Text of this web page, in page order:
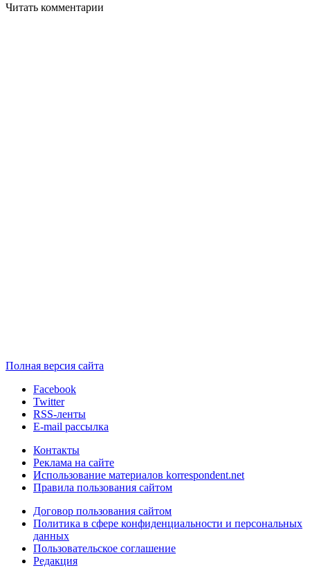
Читать комментарии
Полная версия сайта
Facebook
Twitter
RSS-ленты
E-mail рассылка
Контакты
Реклама на сайте
Использование материалов korrespondent.net
Правила пользования сайтом
Договор пользования сайтом
Политика в сфере конфиденциальности и персональных
данных
Пользовательское соглашение
Редакция